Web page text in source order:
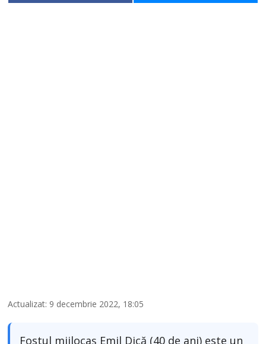
Actualizat: 9 decembrie 2022, 18:05
Fostul mijlocaș Emil Dică (40 de ani) este un